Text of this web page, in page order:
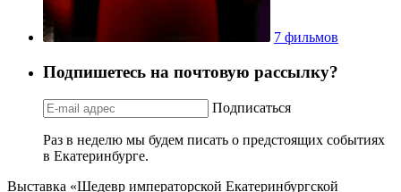
7 фильмов
Подпишетесь на почтовую рассылку?
Подписаться
Раз в неделю мы будем писать о предстоящих событиях
в Екатеринбурге.
Выставка «Шедевр императорской Екатеринбургской